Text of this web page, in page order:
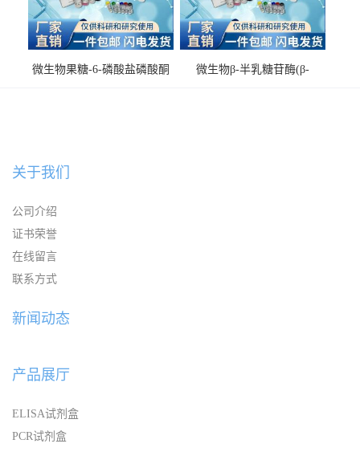
微生物果糖-6-磷酸盐磷酸酮
微生物β-半乳糖苷酶(β-
关于我们
公司介绍
证书荣誉
在线留言
联系方式
新闻动态
产品展厅
ELISA试剂盒
PCR试剂盒